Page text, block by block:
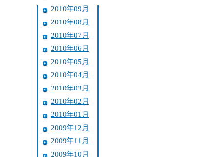
2010年09月
2010年08月
2010年07月
2010年06月
2010年05月
2010年04月
2010年03月
2010年02月
2010年01月
2009年12月
2009年11月
2009年10月